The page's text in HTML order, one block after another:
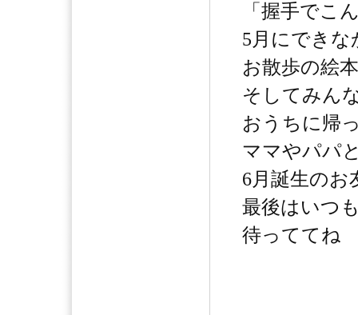
「握手でこ
5月にできな
お散歩の絵
そしてみん
おうちに帰
ママやパパ
6月誕生のお
最後はいつ
待っててね